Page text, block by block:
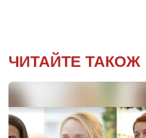
ЧИТАЙТЕ ТАКОЖ